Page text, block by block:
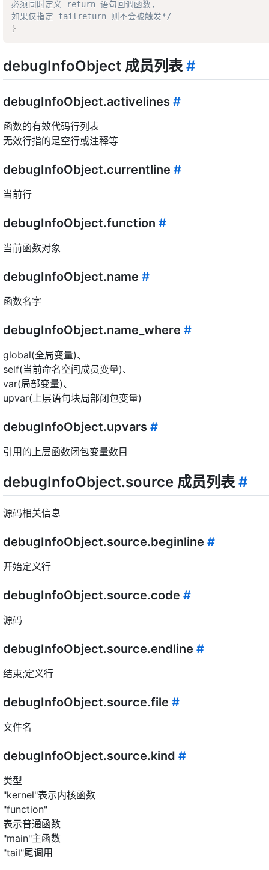
必须同时定义 return 语句回调函数,
如果仅指定 tailreturn 则不会被触发*/
}
debugInfoObject 成员列表 #
debugInfoObject.activelines #
函数的有效代码行列表
无效行指的是空行或注释等
debugInfoObject.currentline #
当前行
debugInfoObject.function #
当前函数对象
debugInfoObject.name #
函数名字
debugInfoObject.name_where #
global(全局变量)、
self(当前命名空间成员变量)、
var(局部变量)、
upvar(上层语句块局部闭包变量)
debugInfoObject.upvars #
引用的上层函数闭包变量数目
debugInfoObject.source 成员列表#
源码相关信息
debugInfoObject.source.beginline #
开始定义行
debugInfoObject.source.code #
源码
debugInfoObject.source.endline #
结束;定义行
debugInfoObject.source.file #
文件名
debugInfoObject.source.kind #
类型
"kernel"表示内核函数
"function"
表示普通函数
"main"主函数
"tail"尾调用